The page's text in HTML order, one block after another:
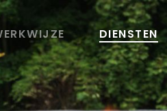
DIENSTEN